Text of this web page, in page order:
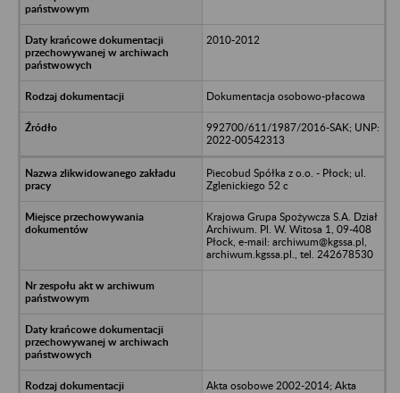
2010-2012
Dokumentacja osobowo-płacowa
992700/611/1987/2016-SAK; UNP:
2022-00542313
Piecobud Spółka z o.o. - Płock; ul.
Zglenickiego 52 c
Krajowa Grupa Spożywcza S.A. Dział
Archiwum. Pl. W. Witosa 1, 09-408
Płock, e-mail: archiwum@kgssa.pl,
archiwum.kgssa.pl., tel. 242678530
Akta osobowe 2002-2014; Akta